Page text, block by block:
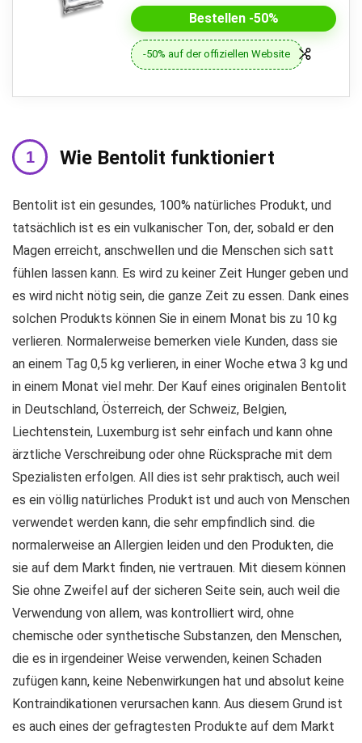
Bestellen -50%
-50% auf der offiziellen Website
Wie Bentolit funktioniert
Bentolit ist ein gesundes, 100% natürliches Produkt, und
tatsächlich ist es ein vulkanischer Ton, der, sobald er den
Magen erreicht, anschwellen und die Menschen sich satt
fühlen lassen kann. Es wird zu keiner Zeit Hunger geben und
es wird nicht nötig sein, die ganze Zeit zu essen. Dank eines
solchen Produkts können Sie in einem Monat bis zu 10 kg
verlieren. Normalerweise bemerken viele Kunden, dass sie
an einem Tag 0,5 kg verlieren, in einer Woche etwa 3 kg und
in einem Monat viel mehr. Der Kauf eines originalen Bentolit
in Deutschland, Österreich, der Schweiz, Belgien,
Liechtenstein, Luxemburg ist sehr einfach und kann ohne
ärztliche Verschreibung oder ohne Rücksprache mit dem
Spezialisten erfolgen. All dies ist sehr praktisch, auch weil
es ein völlig natürliches Produkt ist und auch von Menschen
verwendet werden kann, die sehr empfindlich sind. die
normalerweise an Allergien leiden und den Produkten, die
sie auf dem Markt finden, nie vertrauen. Mit diesem können
Sie ohne Zweifel auf der sicheren Seite sein, auch weil die
Verwendung von allem, was kontrolliert wird, ohne
chemische oder synthetische Substanzen, den Menschen,
die es in irgendeiner Weise verwenden, keinen Schaden
zufügen kann, keine Nebenwirkungen hat und absolut keine
Kontraindikationen verursachen kann. Aus diesem Grund ist
es auch eines der gefragtesten Produkte auf dem Markt